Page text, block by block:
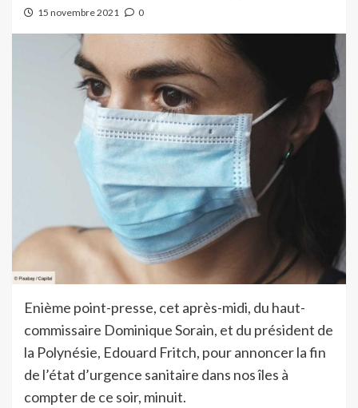
15 novembre 2021 0
Enième point-presse, cet après-midi, du haut-
commissaire Dominique Sorain, et du président de
la Polynésie, Edouard Fritch, pour annoncer la fin
de l’état d’urgence sanitaire dans nos îles à
compter de ce soir, minuit.